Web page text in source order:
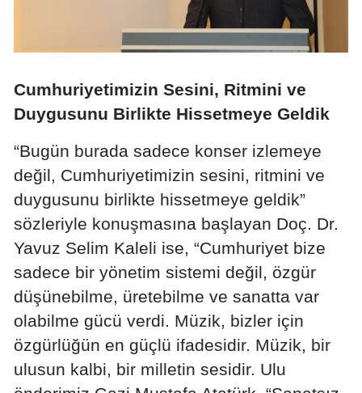
Yozgat
Aksaray
Karaman
Kırıkkale
Batman
Şırnak
Bartın
Ardahan
Iğdır
Cumhuriyetimizin Sesini, Ritmini ve
Duygusunu Birlikte Hissetmeye Geldik
“Bugün burada sadece konser izlemeye
değil, Cumhuriyetimizin sesini, ritmini ve
duygusunu birlikte hissetmeye geldik”
sözleriyle konuşmasına başlayan Doç. Dr.
Yavuz Selim Kaleli ise, “Cumhuriyet bize
sadece bir yönetim sistemi değil, özgür
düşünebilme, üretebilme ve sanatta var
olabilme gücü verdi. Müzik, bizler için
özgürlüğün en güçlü ifadesidir. Müzik, bir
ulusun kalbi, bir milletin sesidir. Ulu